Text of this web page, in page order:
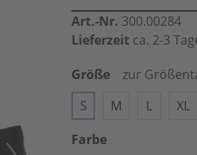
Art.-Nr. 300.00284
Lieferzeit ca. 2-3
Größe
zur
S
M L XL
Farbe